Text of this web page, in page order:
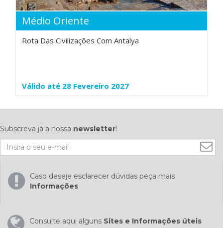
Médio Oriente
Rota Das Civilizações Com Antalya
Válido até 28 Fevereiro 2027
Subscreva já a nossa newsletter!
Caso deseje esclarecer dúvidas peça mais
Informações
Consulte aqui alguns Sites e Informações úteis